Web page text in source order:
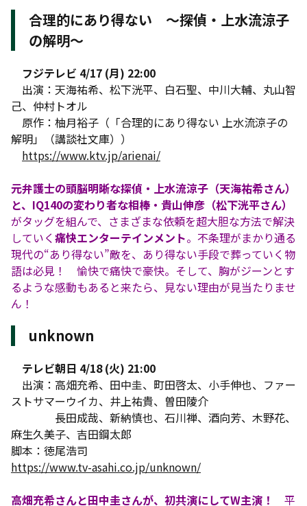
合理的にあり得ない 〜探偵・上水流涼子
の解明〜
フジテレビ 4/17 (月) 22:00
出演：天海祐希、松下洸平、白石聖、中川大輔、丸山智
己、仲村トオル
原作：柚月裕子（「合理的にあり得ない 上水流涼子の
解明」（講談社文庫））
https://www.ktv.jp/arienai/
元弁護士の頭脳明晰な探偵・上水流涼子（天海祐希さん）
と、IQ140の変わり者な相棒・貴山伸彦（松下洸平さん）
がタッグを組んで、さまざまな依頼を超大胆な方法で解決
していく痛快エンターテインメント。不条理がまかり通る
現代の“あり得ない”敵を、あり得ない手段で葬っていく物
語は必見！ 愉快で痛快で豪快。そして、胸がジーンとす
るような感動もあると来たら、見ない理由が見当たりませ
ん！
unknown
テレビ朝日 4/18 (火) 21:00
出演：高畑充希、田中圭、町田啓太、小手伸也、ファー
ストサマーウイカ、井上祐貴、曽田陵介
長田成哉、新納慎也、石川禅、酒向芳、木野花、
麻生久美子、吉田鋼太郎
脚本：徳尾浩司
https://www.tv-asahi.co.jp/unknown/
高畑充希さんと田中圭さんが、初共演にしてW主演！
平